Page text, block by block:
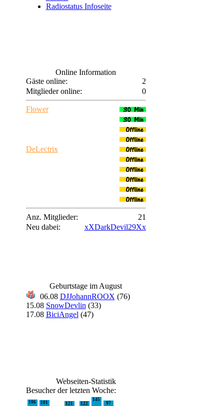
Radiostatus Infoseite
Online Information
Gäste online:
2
Mitglieder online:
0
Flower
DeLectrix
Anz. Mitglieder:
21
Neu dabei:
xXDarkDevil29Xx
Geburtstage im August
06.08 DJJohannROOX (76)
15.08 SnowDevlin (33)
17.08 BiciAngel (47)
Webseiten-Statistik
Besucher der letzten Woche:
106
101
121 122
145
97